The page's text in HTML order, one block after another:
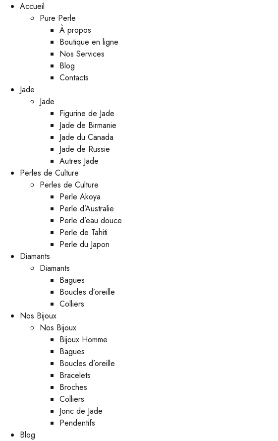
Accueil
Pure Perle
À propos
Boutique en ligne
Nos Services
Blog
Contacts
Jade
Jade
Figurine de Jade
Jade de Birmanie
Jade du Canada
Jade de Russie
Autres Jade
Perles de Culture
Perles de Culture
Perle Akoya
Perle d’Australie
Perle d’eau douce
Perle de Tahiti
Perle du Japon
Diamants
Diamants
Bagues
Boucles d’oreille
Colliers
Nos Bijoux
Nos Bijoux
Bijoux Homme
Bagues
Boucles d’oreille
Bracelets
Broches
Colliers
Jonc de Jade
Pendentifs
Blog